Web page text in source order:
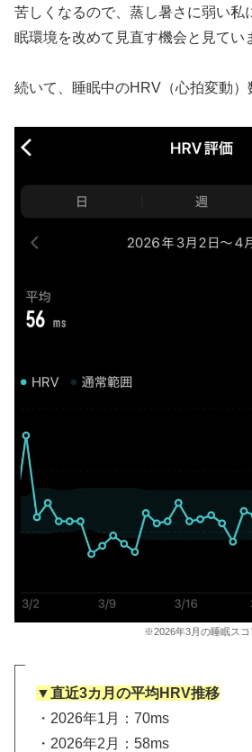
苦しくなるので、蒸し暑さに弱い私
眠環境を改めて見直す機会と見てい
続いて、睡眠中のHRV（心拍変動）
※2026年3月の睡眠スコ
▼直近3カ月の平均HRV推移
・2026年1月：70ms
・2026年2月：58ms